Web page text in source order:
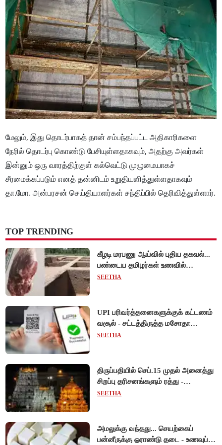
மேலும், இது தொடர்பாகத் தான் சம்பந்தப்பட்ட அதிகாரிகளை
நேரில் தொடர்பு கொண்டு பேசியுள்ளதாகவும், அதற்கு அவர்கள்
இன்னும் ஒரு வாரத்திற்குள் கல்வெட்டு முழுமையாகச்
சீரமைக்கப்படும் எனத் தன்னிடம் உறுதியளித்துள்ளதாகவும்
தா.மோ. அன்பரசன் செய்தியாளர்கள் சந்திப்பில் தெரிவித்துள்ளார்.
TOP TRENDING
கீழடி மரபணு ஆய்வில் புதிய தகவல்...
பண்டைய தமிழர்கள் உணவில்
அதிகளவு இறைச்சி பயன்பாடு!
SEETHA
UPI பரிவர்த்தனைகளுக்குக் கட்டணம்
வசூல் - சட்டத்திருத்த மசோதா
நிறைவேற்றம்!
SEETHA
திருப்பதியில் செப்.15 முதல் அனைத்து
சிறப்பு தரிசனங்களும் ரத்து -
பிரம்மோற்சவத்திற்கான ஏற்பாடுகள்
SEETHA
அமலுக்கு வந்தது... செயற்கைப்
பன்னீருக்கு ஓராண்டு தடை - உணவுப்